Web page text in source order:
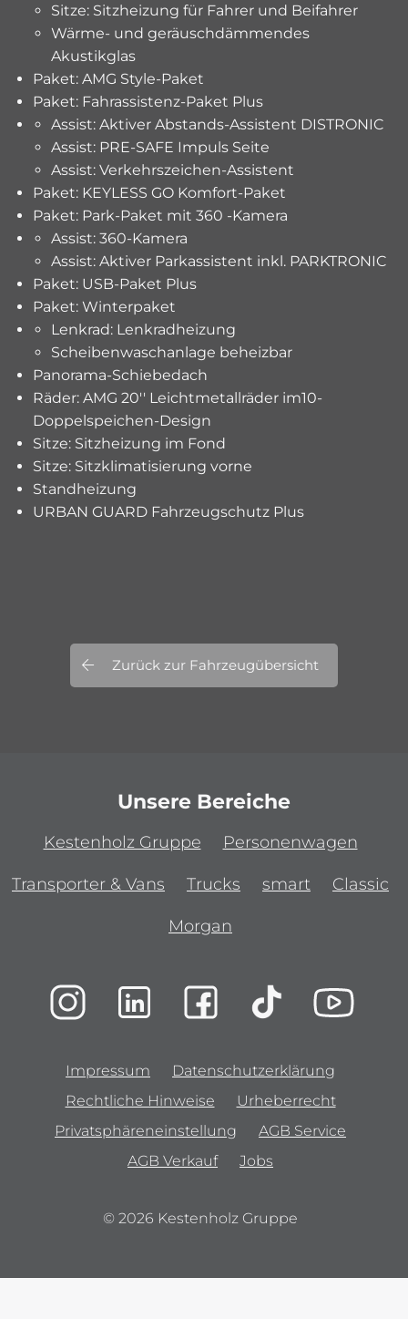
Sitze: Sitzheizung für Fahrer und Beifahrer
Wärme- und geräuschdämmendes
Akustikglas
Paket: AMG Style-Paket
Paket: Fahrassistenz-Paket Plus
Assist: Aktiver Abstands-Assistent DISTRONIC
Assist: PRE-SAFE Impuls Seite
Assist: Verkehrszeichen-Assistent
Paket: KEYLESS GO Komfort-Paket
Paket: Park-Paket mit 360 -Kamera
Assist: 360-Kamera
Assist: Aktiver Parkassistent inkl. PARKTRONIC
Paket: USB-Paket Plus
Paket: Winterpaket
Lenkrad: Lenkradheizung
Scheibenwaschanlage beheizbar
Panorama-Schiebedach
Räder: AMG 20'' Leichtmetallräder im10-
Doppelspeichen-Design
Sitze: Sitzheizung im Fond
Sitze: Sitzklimatisierung vorne
Standheizung
URBAN GUARD Fahrzeugschutz Plus
Zurück zur Fahrzeugübersicht
Unsere Bereiche
Kestenholz Gruppe Personenwagen
Transporter & Vans Trucks smart Classic
Morgan
Impressum
Datenschutzerklärung
Rechtliche Hinweise
Urheberrecht
Privatsphäreneinstellung
AGB Service
AGB Verkauf
Jobs
© 2026 Kestenholz Gruppe